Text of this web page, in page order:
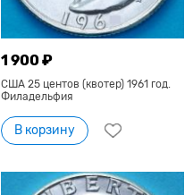
1 900 ₽
США 25 центов (квотер) 1961 год.
Филадельфия
В корзину